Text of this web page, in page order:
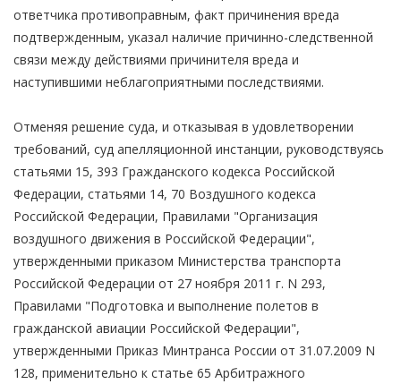
ответчика противоправным, факт причинения вреда
подтвержденным, указал наличие причинно-следственной
связи между действиями причинителя вреда и
наступившими неблагоприятными последствиями.
Отменяя решение суда, и отказывая в удовлетворении
требований, суд апелляционной инстанции, руководствуясь
статьями 15, 393 Гражданского кодекса Российской
Федерации, статьями 14, 70 Воздушного кодекса
Российской Федерации, Правилами "Организация
воздушного движения в Российской Федерации",
утвержденными приказом Министерства транспорта
Российской Федерации от 27 ноября 2011 г. N 293,
Правилами "Подготовка и выполнение полетов в
гражданской авиации Российской Федерации",
утвержденными Приказ Минтранса России от 31.07.2009 N
128, применительно к статье 65 Арбитражного